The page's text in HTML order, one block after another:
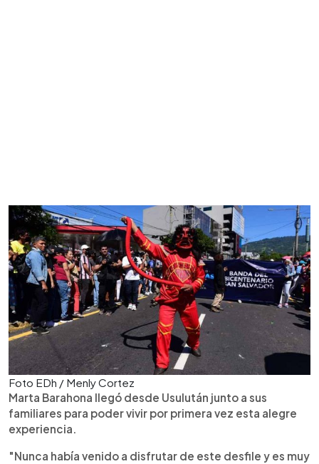
Foto EDh / Menly Cortez
Marta Barahona llegó desde Usulután junto a sus
familiares para poder vivir por primera vez esta alegre
experiencia.
"Nunca había venido a disfrutar de este desfile y es muy